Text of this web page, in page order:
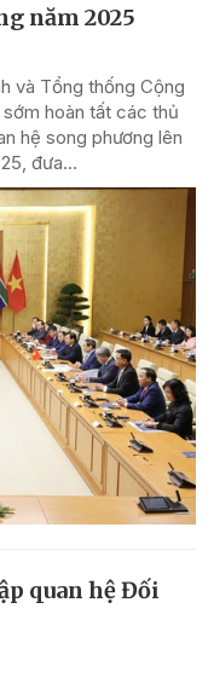
năm 2025
và Tổng thống Cộng
sớm hoàn tất các thủ
hệ song phương lên
đưa...
quan hệ Đối